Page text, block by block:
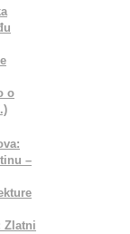
o
–
Zlatni